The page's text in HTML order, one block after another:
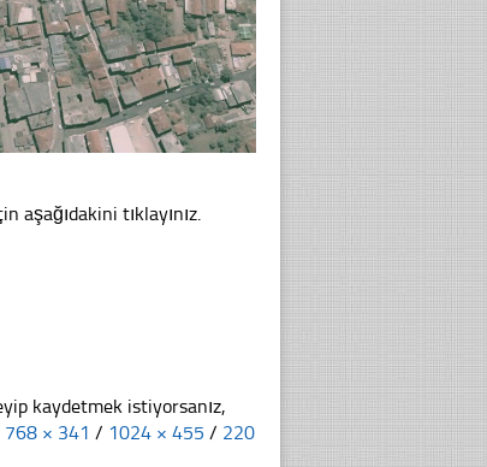
tıklayınız.
kaydetmek istiyorsanız,
768 × 341 / 1024 × 455 / 220